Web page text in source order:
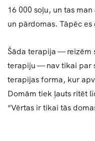
16 000 soļu, un tas
un pārdomas. Tāpēc
Šāda terapija — reizēm
terapiju — nav tikai par
terapijas forma, kur
Domām tiek ļauts ritēt
“Vērtas ir tikai tās